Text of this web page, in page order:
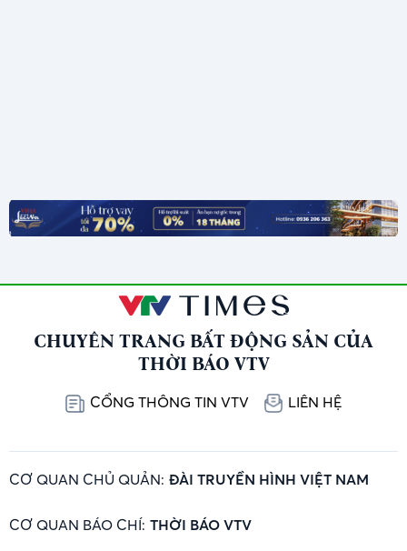
CHUYÊN TRANG BẤT ĐỘNG SẢN CỦA
THỜI BÁO VTV
CỔNG THÔNG TIN VTV LIÊN HỆ
CƠ QUAN CHỦ QUẢN: ĐÀI TRUYỀN HÌNH VIỆT NAM
CƠ QUAN BÁO CHÍ: THỜI BÁO VTV